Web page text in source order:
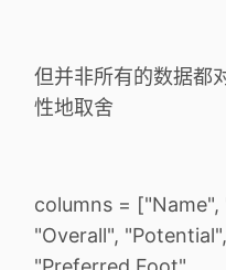
但并非所有的数据都
性地取舍
columns =
"Overall",